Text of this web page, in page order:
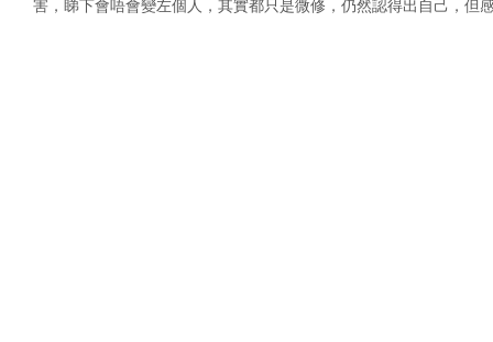
害， 睇下會唔會變左個人，其實都只是微修，仍然認得出自己，但